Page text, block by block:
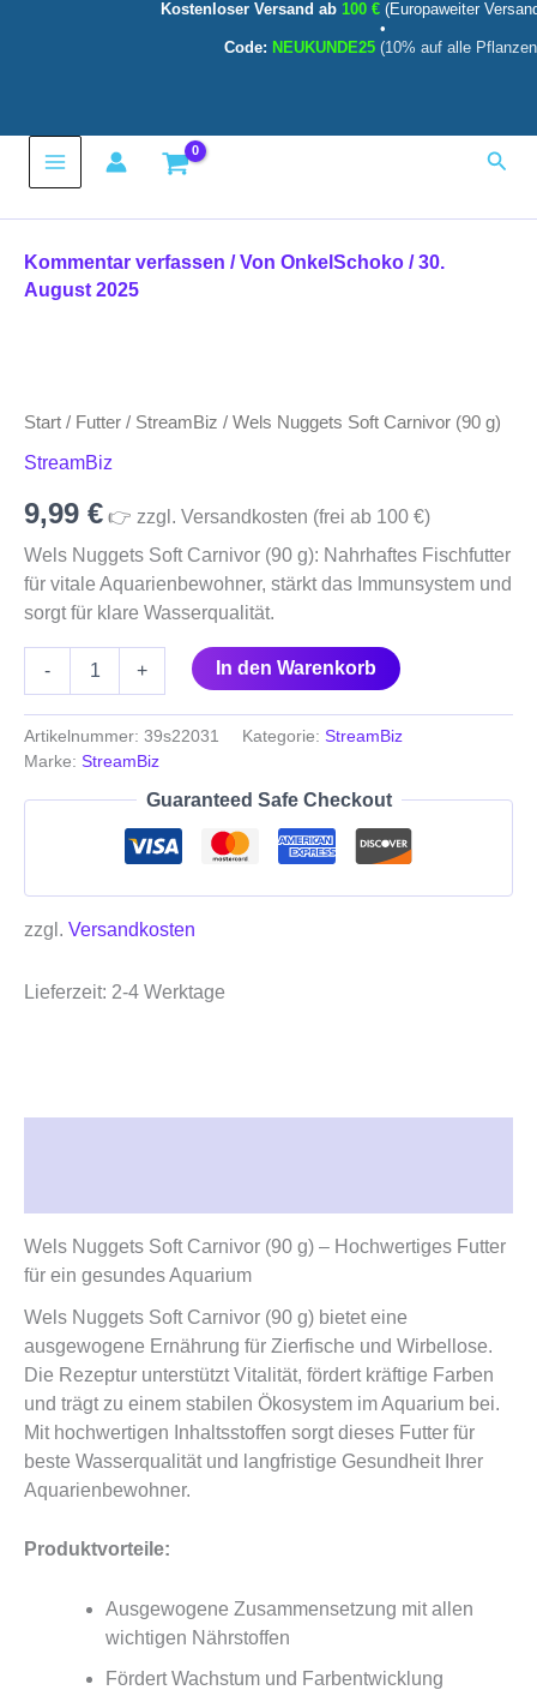
Kostenloser Versand ab 100 € (Europaweiter
•
Code: NEUKUNDE25 (10% auf alle
Main
Kommentar verfassen / Von OnkelSchoko /30.
August 2025
Start / Futter / StreamBiz / Wels Nuggets Soft Carnivor (90 g)
StreamBiz
9,99 € 👉 zzgl. Versandkosten (frei ab 100 €)
Wels Nuggets Soft Carnivor (90 g): Nahrhaftes Fischfutter
für vitale Aquarienbewohner, stärkt das Immunsystem und
sorgt für klare Wasserqualität.
-
Carnivor
g)
+ In den Warenkorb
Artikelnummer: 39s22031 Kategorie: StreamBiz
Marke: StreamBiz
Guaranteed Safe Checkout
zzgl. Versandkosten
Lieferzeit: 2-4 Werktage
Wels Nuggets Soft Carnivor (90 g) – Hochwertiges Futter
für ein gesundes Aquarium
Wels Nuggets Soft Carnivor (90 g) bietet eine
ausgewogene Ernährung für Zierfische und Wirbellose.
Die Rezeptur unterstützt Vitalität, fördert kräftige Farben
und trägt zu einem stabilen Ökosystem im Aquarium bei.
Mit hochwertigen Inhaltsstoffen sorgt dieses Futter für
beste Wasserqualität und langfristige Gesundheit Ihrer
Aquarienbewohner.
Produktvorteile:
Ausgewogene Zusammensetzung mit allen
wichtigen Nährstoffen
Fördert Wachstum und Farbentwicklung